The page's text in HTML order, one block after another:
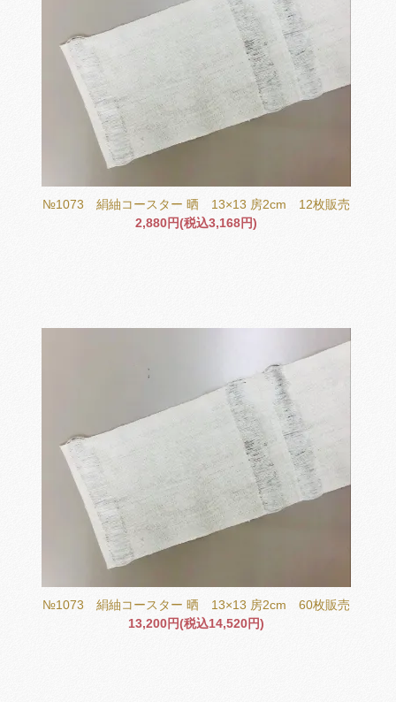
№1073 絹紬コースター 晒 13×13 房2cm 12枚販売
2,880円(税込3,168円)
№1073 絹紬コースター 晒 13×13 房2cm 60枚販売
13,200円(税込14,520円)